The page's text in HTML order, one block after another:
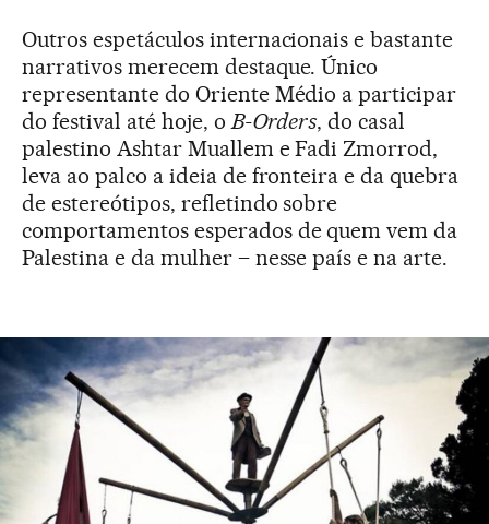
Outros espetáculos internacionais e bastante
narrativos merecem destaque. Único
representante do Oriente Médio a participar
do festival até hoje, oB-Orders, do casal
palestino Ashtar Muallem e Fadi Zmorrod,
leva ao palco a ideia de fronteira e da quebra
de estereótipos, refletindo sobre
comportamentos esperados de quem vem da
Palestina e da mulher – nesse país e na arte.